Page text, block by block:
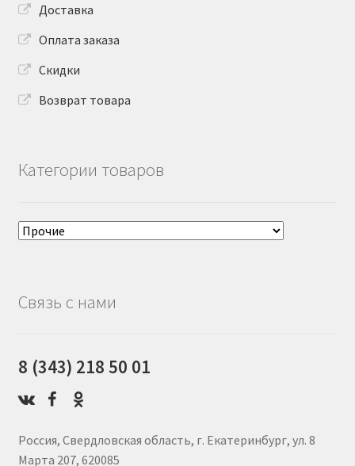
Доставка
Оплата заказа
Скидки
Возврат товара
Категории товаров
Связь с нами
8 (343) 218 50 01
Россия, Свердловская область, г. Екатеринбург, ул. 8
Марта 207, 620085